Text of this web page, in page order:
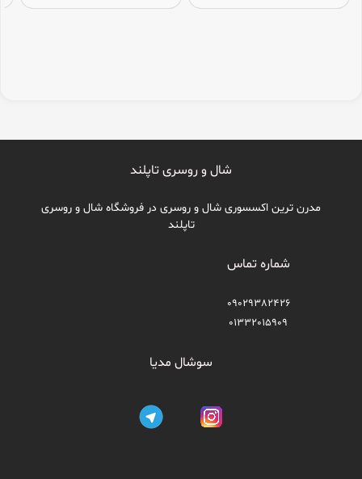
شال و روسری تاپلند
مدرن ترین اکسسوری شال و روسری در فروشگاه شال و روسری
تاپلند
شماره تماس
09029382426
01332015909
سوشال مدیا